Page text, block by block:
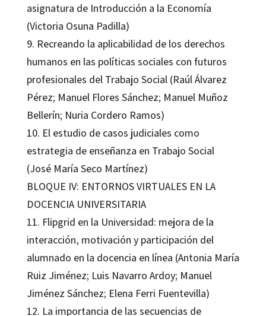
asignatura de Introducción a la Economía
(Victoria Osuna Padilla)
9. Recreando la aplicabilidad de los derechos
humanos en las políticas sociales con futuros
profesionales del Trabajo Social (Raúl Álvarez
Pérez; Manuel Flores Sánchez; Manuel Muñoz
Bellerín; Nuria Cordero Ramos)
10. El estudio de casos judiciales como
estrategia de enseñanza en Trabajo Social
(José María Seco Martínez)
BLOQUE IV: ENTORNOS VIRTUALES EN LA
DOCENCIA UNIVERSITARIA
11. Flipgrid en la Universidad: mejora de la
interacción, motivación y participación del
alumnado en la docencia en línea (Antonia María
Ruiz Jiménez; Luis Navarro Ardoy; Manuel
Jiménez Sánchez; Elena Ferri Fuentevilla)
12. La importancia de las secuencias de